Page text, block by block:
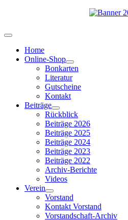
Home
Online-Shop
Bonkarten
Literatur
Gutscheine
Kontakt
Beiträge
Rückblick
Beiträge 2026
Beiträge 2025
Beiträge 2024
Beiträge 2023
Beiträge 2022
Archiv-Berichte
Videos
Verein
Vorstand
Kontakt Vorstand
Vorstandschaft-Archiv